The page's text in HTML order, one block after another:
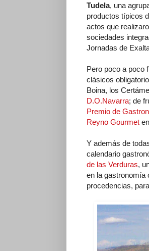
Tudela, una
productos típicos
actos que
sociedades
Jornadas de
Pero poco a poco
clásicos
Boina, los
D.O.Navarra; de
Premio de
Reyno Gourmet
Y además de
calendario
de las Verduras,
en la gastronomía
procedencias,